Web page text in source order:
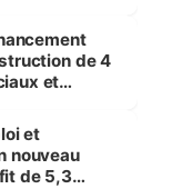
de 4
et
et
nouveau
de 5,3